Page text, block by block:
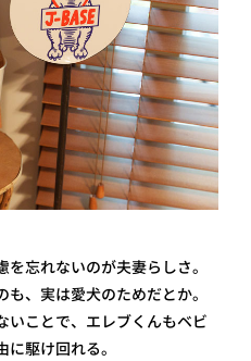
忘れないのが夫妻らしさ。
、実は愛犬のためだとか。
いことで、エレブくんもベビ
駆け回れる。